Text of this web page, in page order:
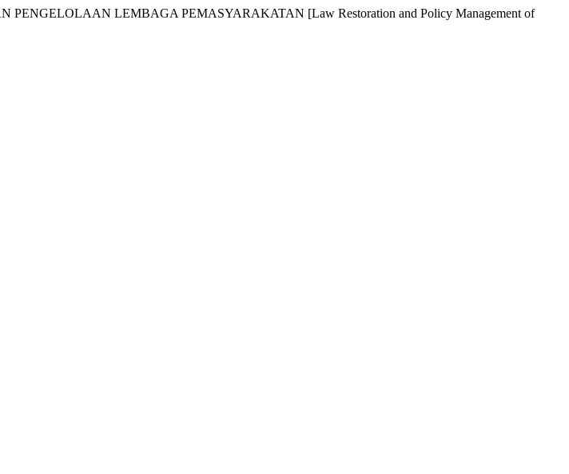
LEMBAGA PEMASYARAKATAN [Law Restoration and Policy Management of